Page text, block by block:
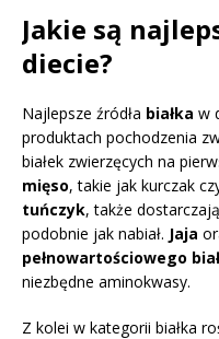
Jakie są
diecie?
Najlepsze źródła białka w
produktach pochodzenia
białek zwierzęcych na
mięso, takie jak kurczak
tuńczyk, także
podobnie jak nabiał. Jaja
pełnowartościowego
niezbędne aminokwasy.
Z kolei w kategorii białka